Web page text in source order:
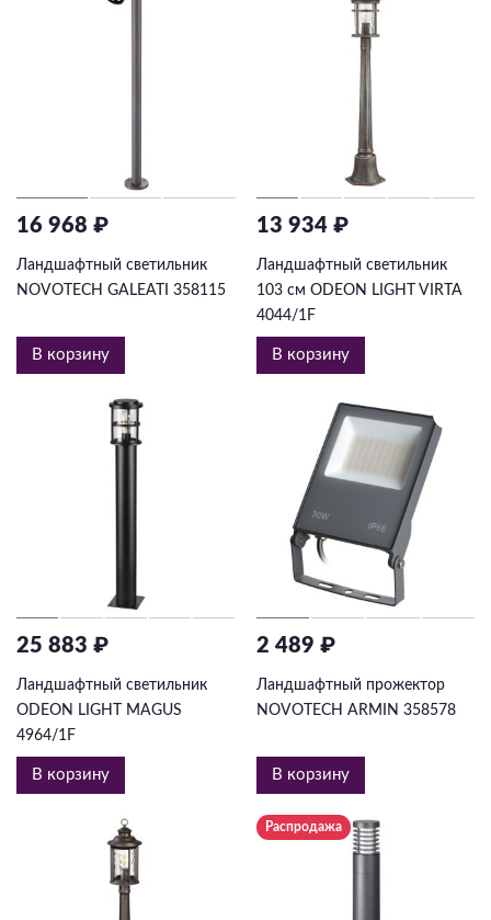
16 968 ₽
Ландшафтный светильник
NOVOTECH GALEATI 358115
В корзину
13 934 ₽
Ландшафтный светильник
103 см ODEON LIGHT VIRTA
4044/1F
В корзину
25 883 ₽
Ландшафтный светильник
ODEON LIGHT MAGUS
4964/1F
В корзину
2 489 ₽
Ландшафтный прожектор
NOVOTECH ARMIN 358578
В корзину
Распродажа